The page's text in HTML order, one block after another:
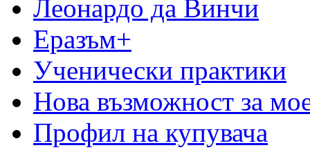
Леонардо да Винчи
Еразъм+
Ученически практики
Нова възможност за
Профил на купувача